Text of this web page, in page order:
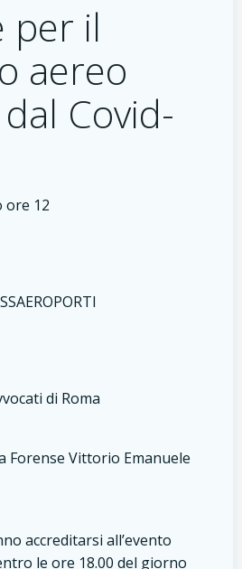
per il
aereo
Covid-
di Roma
Forense Vittorio Emanuele
accreditarsi all’evento
le ore 18.00 del giorno